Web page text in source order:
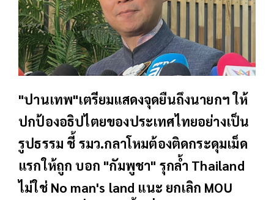
"ปานเทพ"เตรียมแสดงจุดยืนถึงนายกฯ ให้
ปกป้องอธิปไตยของประเทศไทยอย่างเป็น
รูปธรรม ชี้ รมว.กลาโหมต้องติดกระดุมเม็ด
แรกให้ถูก บอก "กัมพูชา" รุกล้ำ Thailand
ไม่ใช่ No man's land แนะ ยกเลิก MOU